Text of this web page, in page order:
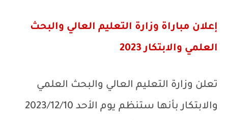
إعلان مباراة وزارة التعليم العالي والبحث
العلمي والابتكار 2023
تعلن وزارة التعليم العالي والبحث العلمي
والابتكار بأنها ستنظم يوم الأحد 2023/12/10